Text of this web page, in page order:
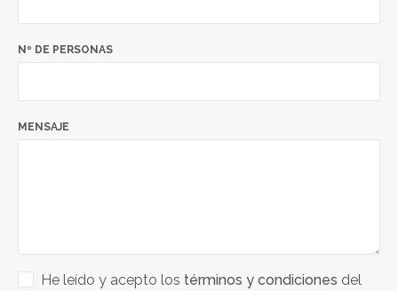
Nº DE PERSONAS
MENSAJE
He leído y acepto los términos y condiciones del